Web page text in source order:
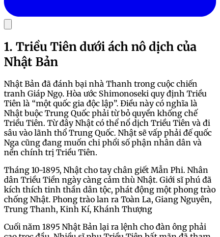
1. Triều Tiên dưới ách nô dịch của
Nhật Bản
Nhật Bản đã đánh bại nhà Thanh trong cuộc chiến
tranh Giáp Ngọ. Hòa ước Shimonoseki quy định Triều
Tiên là “một quốc gia độc lập”. Điều này có nghĩa là
Nhật buộc Trung Quốc phải từ bỏ quyền khống chế
Triều Tiên. Từ đây Nhật có thể nổ dịch Triều Tiên và đi
sâu vào lãnh thổ Trung Quốc. Nhật sẽ vấp phải đế quốc
Nga cũng đang muốn chi phổi số phận nhân dân và
nền chính trị Triều Tiên.
Tháng 10-1895, Nhật cho tay chân giết Mẫn Phi. Nhân
dân Triều Tiền ngày càng cảm thù Nhật. Giới sĩ phú đã
kích thích tinh thần dân tộc, phát động một phong trào
chống Nhật. Phong trào lan ra Toàn La, Giang Nguyên,
Trung Thanh, Kinh Kí, Khánh Thượng
Cuối năm 1895 Nhật Bản lại ra lệnh cho đàn ông phải